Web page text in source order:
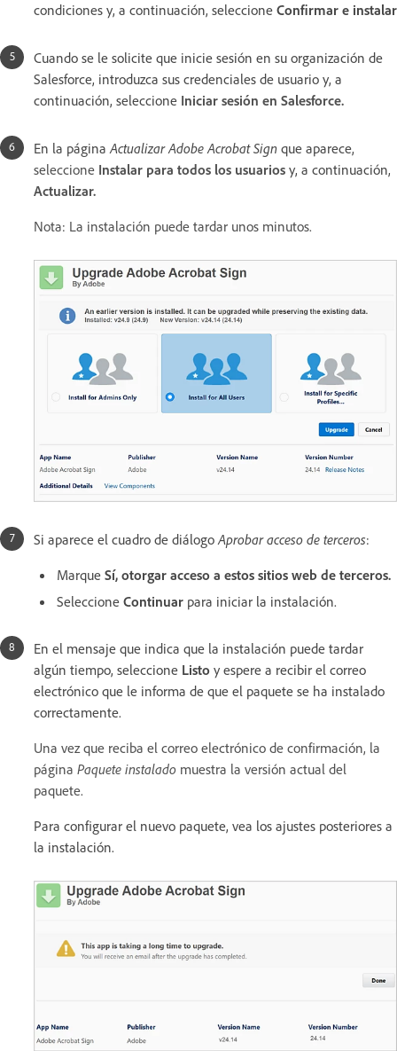
condiciones y, a continuación, seleccione Confirmar e instalar
Cuando se le solicite que inicie sesión en su organización de
Salesforce, introduzca sus credenciales de usuario y, a
continuación, seleccione Iniciar sesión en Salesforce.
En la página Actualizar Adobe Acrobat Sign que aparece,
seleccione Instalar para todos los usuarios y, a continuación,
Actualizar.
Nota: La instalación puede tardar unos minutos.
Si aparece el cuadro de diálogoAprobar acceso de terceros:
Marque Sí, otorgar acceso a estos sitios web de terceros.
Seleccione Continuar para iniciar la instalación.
En el mensaje que indica que la instalación puede tardar
algún tiempo, seleccione Listo y espere a recibir el correo
electrónico que le informa de que el paquete se ha instalado
correctamente.
Una vez que reciba el correo electrónico de confirmación, la
página Paquete instalado muestra la versión actual del
paquete.
Para configurar el nuevo paquete, vea los ajustes posteriores a
la instalación.